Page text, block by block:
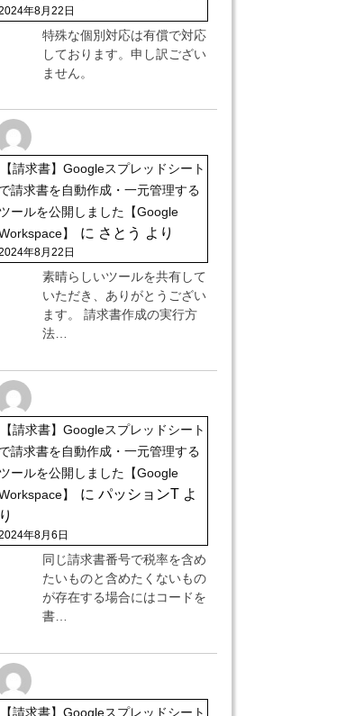
年8月22日
特殊な個別対応は有償で対応
しております。申し訳ござい
ません。
【請求書】Googleスプレッドシート
で請求書を自動作成・一元管理する
ツールを公開しました【Google
】
に さとう より
年8月22日
素晴らしいツールを共有して
いただき、ありがとうござい
ます。 請求書作成の実行方
法…
【請求書】Googleスプレッドシート
で請求書を自動作成・一元管理する
ツールを公開しました【Google
】
に パッションT よ
り
年8月6日
同じ請求書番号で税率を含め
たいものと含めたくないもの
が存在する場合にはコードを
書…
【請求書】Googleスプレッドシート